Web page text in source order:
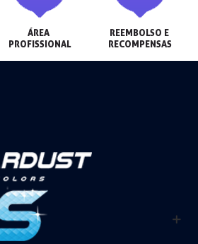
ÁREA
PROFISSIONAL
REEMBOLSO E
RECOMPENSAS